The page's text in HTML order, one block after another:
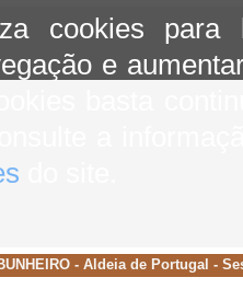
cookies para
e
- Aldeia de Portugal -